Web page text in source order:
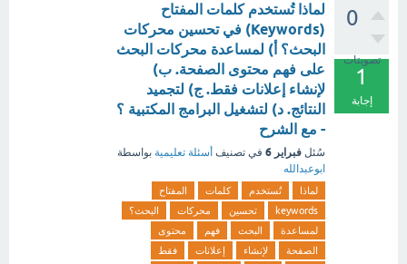
0
تصويتات
1
إجابة
لماذا تُستخدم كلمات المفتاح
(Keywords) في تحسين محركات
البحث؟ أ) لمساعدة محركات البحث
على فهم محتوى الصفحة. ب)
لإنشاء إعلانات فقط. ج) لتجميد
النتائج. د) لتشغيل البرامج المكتبية ؟
- مع الشرح
سُئل فبراير 6 في تصنيف أسئلة تعليمية بواسطة
ابوعبدالله
لماذا تُستخدم كلمات
المفتاح
keywords
تحسين محركات
البحث؟
لمساعدة
البحث فهم
محتوى
الصفحة
لإنشاء إعلانات
فقط